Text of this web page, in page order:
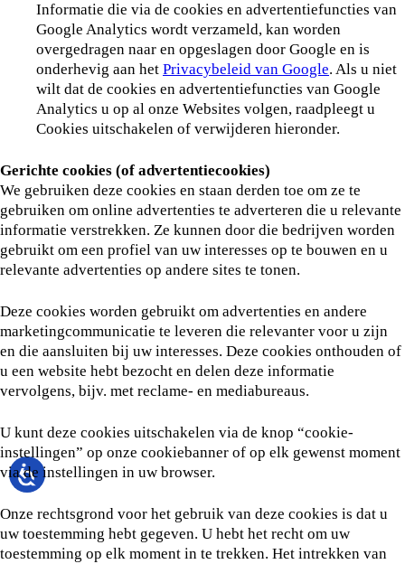
Informatie die via de cookies en advertentiefuncties van
Google Analytics wordt verzameld, kan worden
overgedragen naar en opgeslagen door Google en is
onderhevig aan het Privacybeleid van Google. Als u niet
wilt dat de cookies en advertentiefuncties van Google
Analytics u op al onze Websites volgen, raadpleegt u
Cookies uitschakelen of verwijderen hieronder.
Gerichte cookies (of advertentiecookies)
We gebruiken deze cookies en staan derden toe om ze te
gebruiken om online advertenties te adverteren die u relevante
informatie verstrekken. Ze kunnen door die bedrijven worden
gebruikt om een profiel van uw interesses op te bouwen en u
relevante advertenties op andere sites te tonen.
Deze cookies worden gebruikt om advertenties en andere
marketingcommunicatie te leveren die relevanter voor u zijn
en die aansluiten bij uw interesses. Deze cookies onthouden of
u een website hebt bezocht en delen deze informatie
vervolgens, bijv. met reclame- en mediabureaus.
U kunt deze cookies uitschakelen via de knop “cookie-
instellingen” op onze cookiebanner of op elk gewenst moment
via de instellingen in uw browser.
Onze rechtsgrond voor het gebruik van deze cookies is dat u
uw toestemming hebt gegeven. U hebt het recht om uw
toestemming op elk moment in te trekken. Het intrekken van